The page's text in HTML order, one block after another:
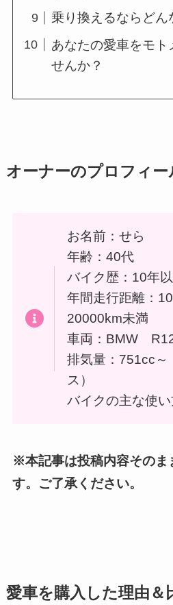
乗り換えるならどん
あなたの愛車をモト
せんか？
オーナーのプロフィー
お名前：せら
年齢：40代
バイク歴：10年
年間走行距離：
20000km未満
車両：BMW
排気量：751cc～
ス）
バイクの主な使
※本記事は投稿内容そのま
す。ご了承ください。
愛車を購入した理由＆